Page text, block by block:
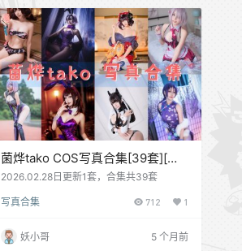
菌烨tako COS写真合集[39套][持
续更新]
2026.02.28日更新1套，合集共39套
写真合集 712 1
妖小哥 5 个月前